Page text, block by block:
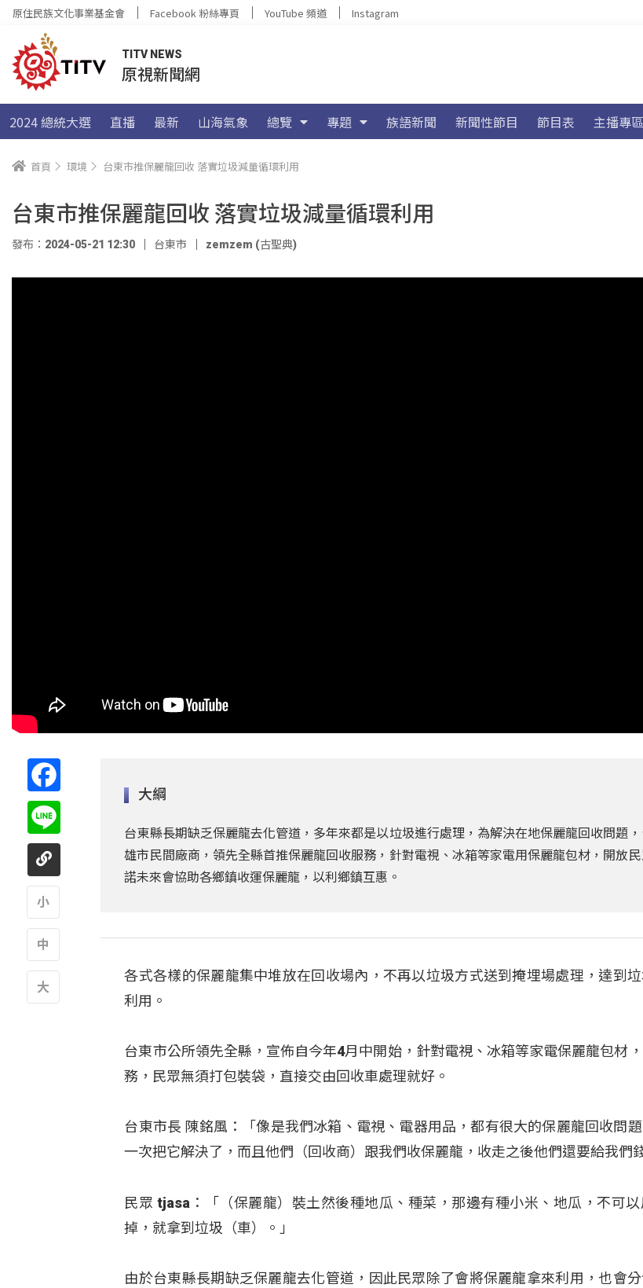
原住民族文化事業基金會 Facebook 粉絲專頁 YouTube 頻道 Instagram
TITV NEWS
原視新聞網
2024 總統大選 直播 最新 山海氣象 總覽 專題 族語新聞 新聞性節目 節目表 主播專區
首頁 環境 台東市推保麗龍回收 落實垃圾減量循環利用
台東市推保麗龍回收 落實垃圾減量循環利用
發布：2024-05-21 12:30 台東市 zemzem (古聖典)
大綱
台東縣長期缺乏保麗龍去化管道，多年來都是以垃圾進行處理，為解決在地保麗龍回收問題
雄市民間廠商，領先全縣首推保麗龍回收服務，針對電視、冰箱等家電用保麗龍包材，開放
諾未來會協助各鄉鎮收運保麗龍，以利鄉鎮互惠。
各式各樣的保麗龍集中堆放在回收場內，不再以垃圾方式送到掩埋場處理，達到
利用。
台東市公所領先全縣，宣佈自今年4月中開始，針對電視、冰箱等家電保麗龍包材
務，民眾無須打包裝袋，直接交由回收車處理就好。
台東市長 陳銘風：「像是我們冰箱、電視、電器用品，都有很大的保麗龍回收問
一次把它解決了，而且他們（回收商）跟我們收保麗龍，收走之後他們還要給我們錢
民眾 tjasa：「（保麗龍）裝土然後種地瓜、種菜，那邊有種小米、地瓜，不可
掉，就拿到垃圾（車）。」
由於台東縣長期缺乏保麗龍去化管道，因此民眾除了會將保麗龍拿來利用，也會